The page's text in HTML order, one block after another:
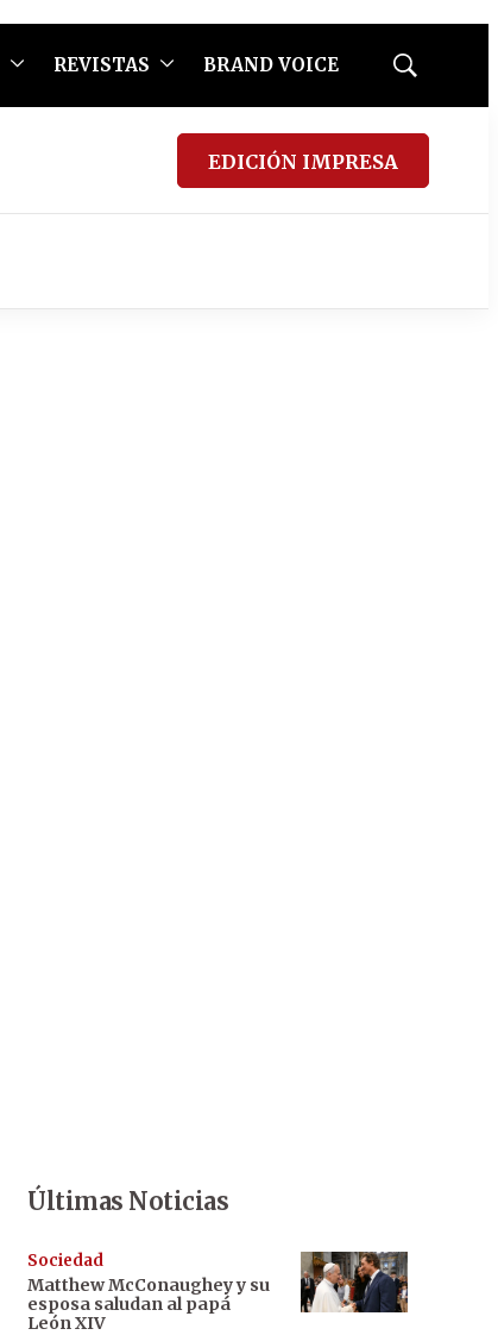
REVISTAS BRAND VOICE
Mostrar
EDICIÓN IMPRESA
Últimas Noticias
Sociedad
Matthew McConaughey y su
esposa saludan al papá
León XIV